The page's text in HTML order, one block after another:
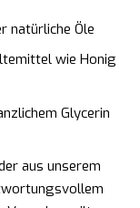
natürliche Öle
wie Honig
Glycerin
aus unserem